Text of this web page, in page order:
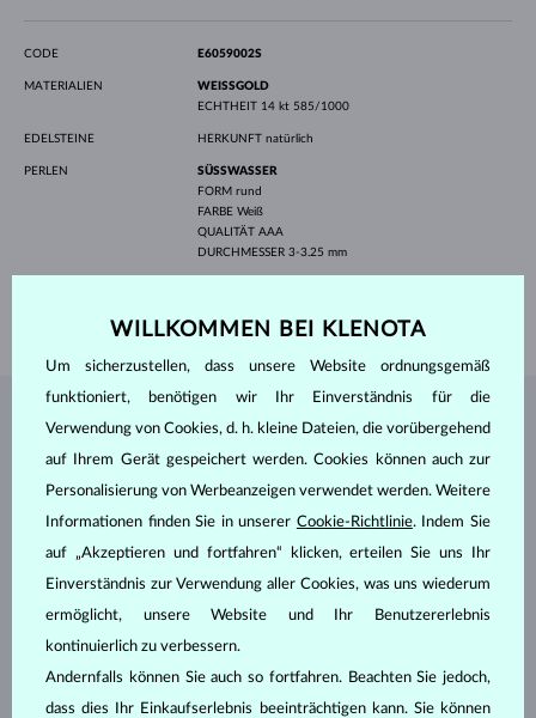
CODE E6059002S
MATERIALIEN
WEISSGOLD
ECHTHEIT 14 kt 585/1000
EDELSTEINE HERKUNFT natürlich
PERLEN
SÜSSWASSER
FORM rund
FARBE Weiß
QUALITÄT AAA
DURCHMESSER 3-3.25 mm
SCHMUCK AUS DEMKLENOTA ATELIER
WILLKOMMEN BEI KLENOTA
Um sicherzustellen, dass unsere Website ordnungsgemäß
funktioniert, benötigen wir Ihr Einverständnis für die
Verwendung von Cookies, d. h. kleine Dateien, die vorübergehend
auf Ihrem Gerät gespeichert werden. Cookies können auch zur
Personalisierung von Werbeanzeigen verwendet werden. Weitere
Informationen finden Sie in unserer Cookie-Richtlinie. Indem Sie
auf „Akzeptieren und fortfahren“ klicken, erteilen Sie uns Ihr
Einverständnis zur Verwendung aller Cookies, was uns wiederum
ermöglicht, unsere Website und Ihr Benutzererlebnis
kontinuierlich zu verbessern.
Andernfalls können Sie auch so fortfahren. Beachten Sie jedoch,
dass dies Ihr Einkaufserlebnis beeinträchtigen kann. Sie können